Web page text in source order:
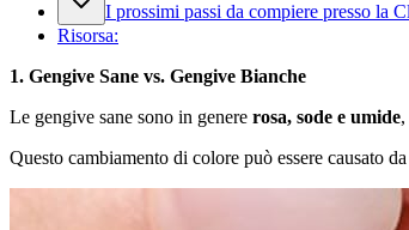
I prossimi passi da compiere presso la
Risorsa:
1. Gengive Sane vs. Gengive Bianche
Le gengive sane sono in genere rosa, sode e umide
Questo cambiamento di colore può essere causato